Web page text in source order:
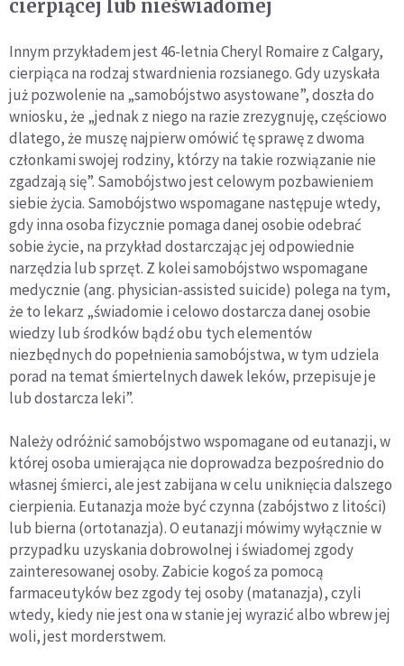
cierpiącej lub nieświadomej
Innym przykładem jest 46-letnia Cheryl Romaire z Calgary,
cierpiąca na rodzaj stwardnienia rozsianego. Gdy uzyskała
już pozwolenie na „samobójstwo asystowane”, doszła do
wniosku, że „jednak z niego na razie zrezygnuję, częściowo
dlatego, że muszę najpierw omówić tę sprawę z dwoma
członkami swojej rodziny, którzy na takie rozwiązanie nie
zgadzają się”. Samobójstwo jest celowym pozbawieniem
siebie życia. Samobójstwo wspomagane następuje wtedy,
gdy inna osoba fizycznie pomaga danej osobie odebrać
sobie życie, na przykład dostarczając jej odpowiednie
narzędzia lub sprzęt. Z kolei samobójstwo wspomagane
medycznie (ang. physician-assisted suicide) polega na tym,
że to lekarz „świadomie i celowo dostarcza danej osobie
wiedzy lub środków bądź obu tych elementów
niezbędnych do popełnienia samobójstwa, w tym udziela
porad na temat śmiertelnych dawek leków, przepisuje je
lub dostarcza leki”.
Należy odróżnić samobójstwo wspomagane od eutanazji, w
której osoba umierająca nie doprowadza bezpośrednio do
własnej śmierci, ale jest zabijana w celu uniknięcia dalszego
cierpienia. Eutanazja może być czynna (zabójstwo z litości)
lub bierna (ortotanazja). O eutanazji mówimy wyłącznie w
przypadku uzyskania dobrowolnej i świadomej zgody
zainteresowanej osoby. Zabicie kogoś za pomocą
farmaceutyków bez zgody tej osoby (matanazja), czyli
wtedy, kiedy nie jest ona w stanie jej wyrazić albo wbrew jej
woli, jest morderstwem.